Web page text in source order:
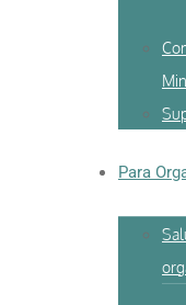
Para